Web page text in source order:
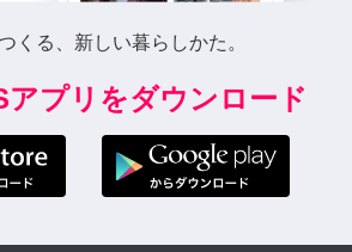
くる、新しい暮らしかた。
アプリをダウンロード